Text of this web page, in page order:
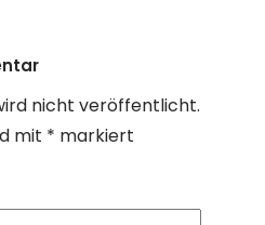
nicht veröffentlicht.
mit * markiert